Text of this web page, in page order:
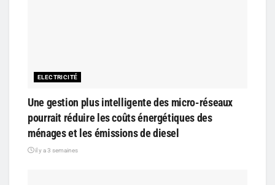
ELECTRICITÉ
Une gestion plus intelligente des micro-réseaux
pourrait réduire les coûts énergétiques des
ménages et les émissions de diesel
il y a 3 semaines